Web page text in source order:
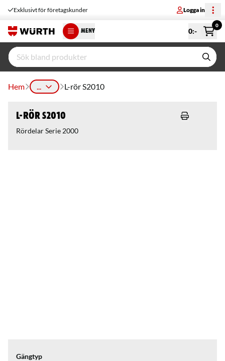
Exklusivt för företagskunder Logga in
MENY 0:-
0
Hem ... L-rör S2010
L-rör S2010
Rördelar Serie 2000
Gängtyp